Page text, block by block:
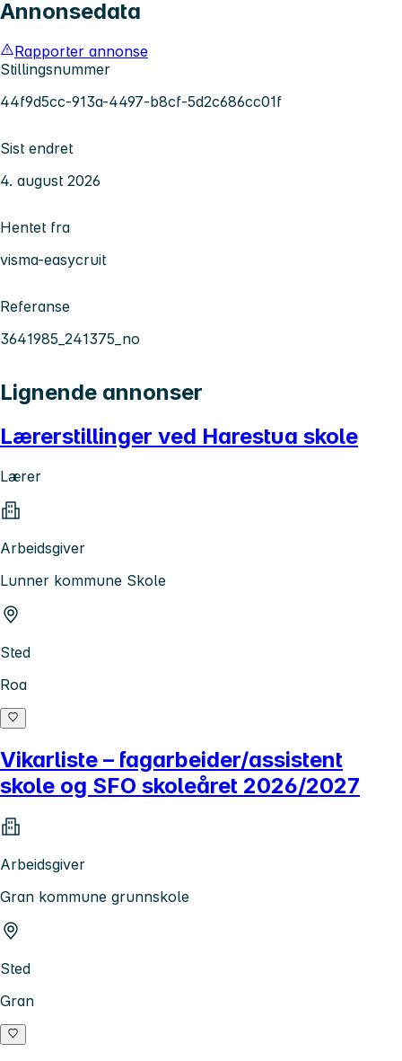
Annonsedata
Rapporter annonse
Stillingsnummer
44f9d5cc-913a-4497-b8cf-5d2c686cc01f
Sist endret
4. august 2026
Hentet fra
visma-easycruit
Referanse
3641985_241375_no
Lignende annonser
Lærerstillinger ved Harestua skole
Lærer
Arbeidsgiver
Lunner kommune Skole
Sted
Roa
Vikarliste – fagarbeider/assistent
skole og SFO skoleåret 2026/2027
Arbeidsgiver
Gran kommune grunnskole
Sted
Gran